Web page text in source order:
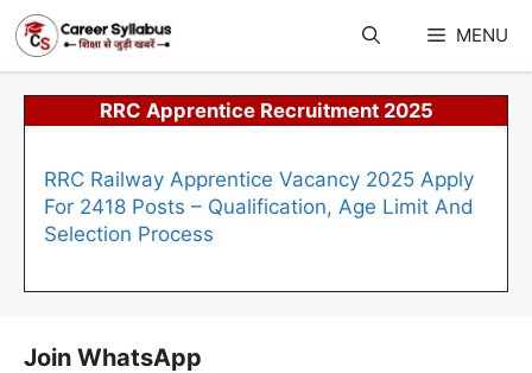
content
MENU
RRC Apprentice Recruitment 2025
RRC Railway Apprentice Vacancy 2025 Apply
For 2418 Posts – Qualification, Age Limit And
Selection Process
Join WhatsApp